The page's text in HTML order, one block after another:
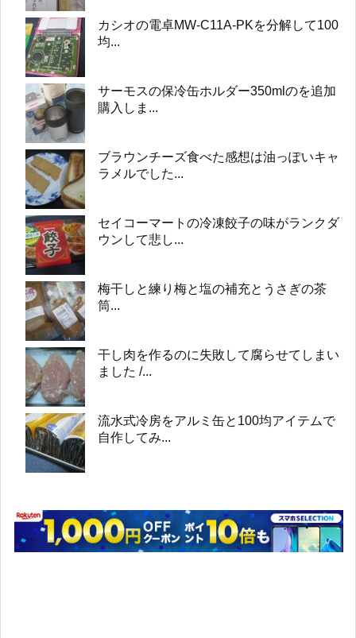
カシオの電卓MW-C11A-PKを分解して100
均...
サーモスの保冷缶ホルダー350mlのを追加
購入しま...
ブラウンチーズ食べた感想は油っぽいキャ
ラメルでした...
セイコーマートの冷凍餃子の味がランクダ
ウンして悲し...
梅干しと練り梅と塩の補充とうさぎの茶
筒...
干し肉を作るのに失敗して腐らせてしまい
ました /...
流水式冷房をアルミ缶と100均アイテムで
自作してみ...